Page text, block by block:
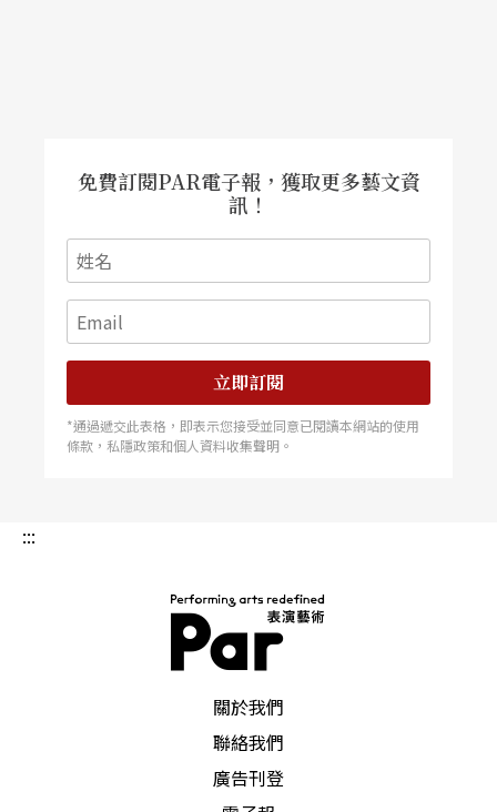
Otaku原爲日語，在歐美樂界也成爲一專有名詞。意
爲一群人對相同的事物有極狂熱的興趣而成爲朋
友，彼此對對方手中所握有的資訊有時比對對方這
個人更感興趣。針對不尋常的實驗聲響，台灣也有
一群Otaku（音樂狂迷）。一九九四年春天，台灣
下實驗音樂刊物Noise以季刊方式發行，在台灣發行
了九輯，第十輯因編者赴美國舊金山，因而以中、
及訪問。台灣撰稿者包括：王福瑞（即Fujui主編，
本樂手合作發行一些CD合輯）、陳錦一、盧振文、
粘利文、方嘉鴻……等人，幾乎是經常出沒在謝典
片」）的音樂狂迷：國外撰稿者包括一些因郵件、
網路方式而熟識的國外噪音Otaku，如香港的WAI
免費訂閱PAR電子報，獲取更多藝文資
訊！
立即訂閱
*通過遞交此表格，即表示您接受並同意已閱讀本網站的使用
條款，私隱政策和個人資料收集聲明。
:::
關於我們
聯絡我們
廣告刊登